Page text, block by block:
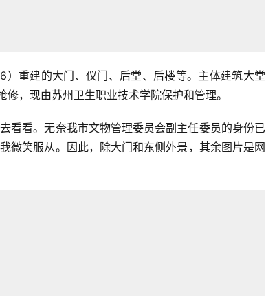
重建的大门、仪门、后堂、后楼等。主体建筑大堂
，现由苏州卫生职业技术学院保护和管理。
看看。无奈我市文物管理委员会副主任委员的身份已
微笑服从。因此，除大门和东侧外景，其余图片是网